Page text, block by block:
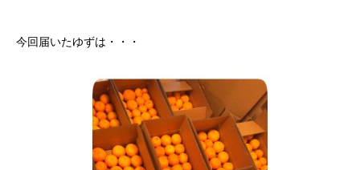
今回届いたゆずは・・・